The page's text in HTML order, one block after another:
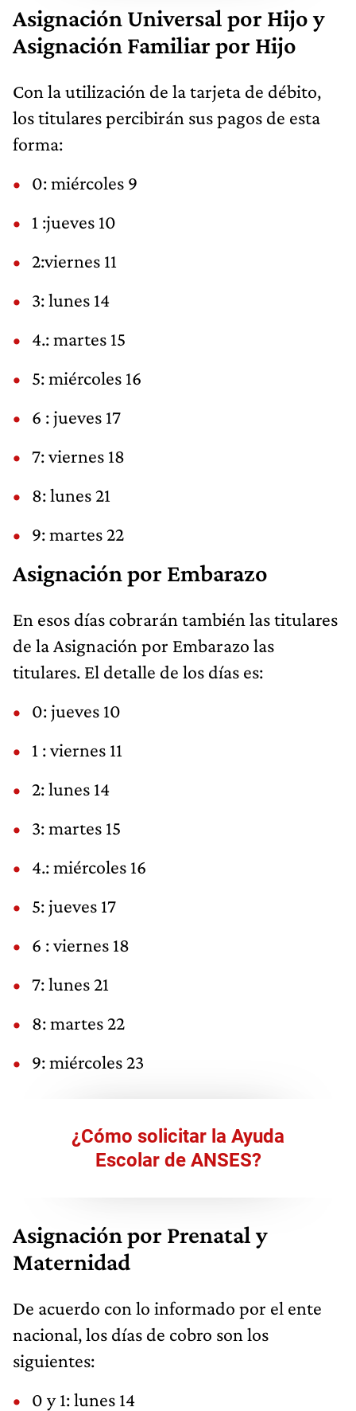
Asignación Universal por Hijo y
Asignación Familiar por Hijo
Con la utilización de la tarjeta de débito,
los titulares percibirán sus pagos de esta
forma:
0: miércoles 9
1 :jueves 10
2:viernes 11
3: lunes 14
4.: martes 15
5: miércoles 16
6 : jueves 17
7: viernes 18
8: lunes 21
9: martes 22
Asignación por Embarazo
En esos días cobrarán también las titulares
de la Asignación por Embarazo las
titulares. El detalle de los días es:
0: jueves 10
1 : viernes 11
2: lunes 14
3: martes 15
4.: miércoles 16
5: jueves 17
6 : viernes 18
7: lunes 21
8: martes 22
9: miércoles 23
¿Cómo solicitar la Ayuda
Escolar de ANSES?
Asignación por Prenatal y
Maternidad
De acuerdo con lo informado por el ente
nacional, los días de cobro son los
siguientes:
0 y 1: lunes 14